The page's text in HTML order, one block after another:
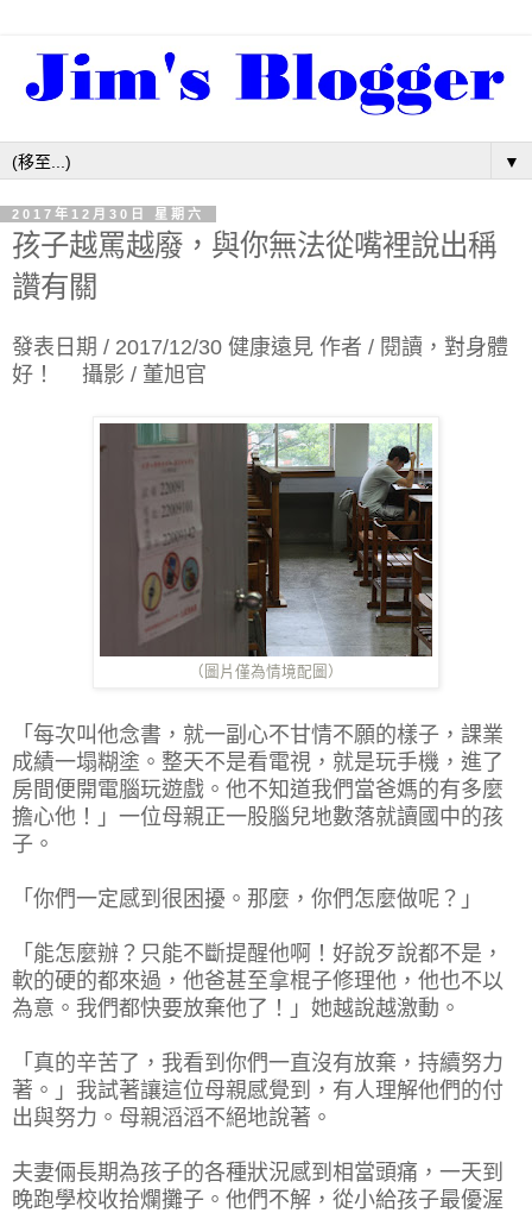
▼
2017年12月30日 星期六
孩子越罵越廢，與你無法從嘴裡說出稱
讚有關
發表日期 / 2017/12/30 健康遠見 作者 / 閱讀，對身體
好！
攝影 / 董旭官
（圖片僅為情境配圖）
「每次叫他念書，就一副心不甘情不願的樣子，課業
成績一塌糊塗。整天不是看電視，就是玩手機，進了
房間便開電腦玩遊戲。他不知道我們當爸媽的有多麼
擔心他！」一位母親正一股腦兒地數落就讀國中的孩
子。
「你們一定感到很困擾。那麼，你們怎麼做呢？」
「能怎麼辦？只能不斷提醒他啊！好說歹說都不是，
軟的硬的都來過，他爸甚至拿棍子修理他，他也不以
為意。我們都快要放棄他了！」她越說越激動。
「真的辛苦了，我看到你們一直沒有放棄，持續努力
著。」我試著讓這位母親感覺到，有人理解他們的付
出與努力。母親滔滔不絕地說著。
夫妻倆長期為孩子的各種狀況感到相當頭痛，一天到
晚跑學校收拾爛攤子。他們不解，從小給孩子最優渥